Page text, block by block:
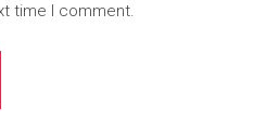
time I comment.